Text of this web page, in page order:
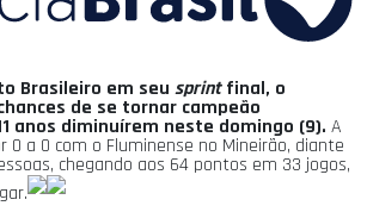
Brasileiro em seu sprintfinal, o
de se tornar campeão
anos diminuírem neste domingo (9). A
0 a 0 com o Fluminense no Mineirão, diante
chegando aos 64 pontos em 33 jogos,